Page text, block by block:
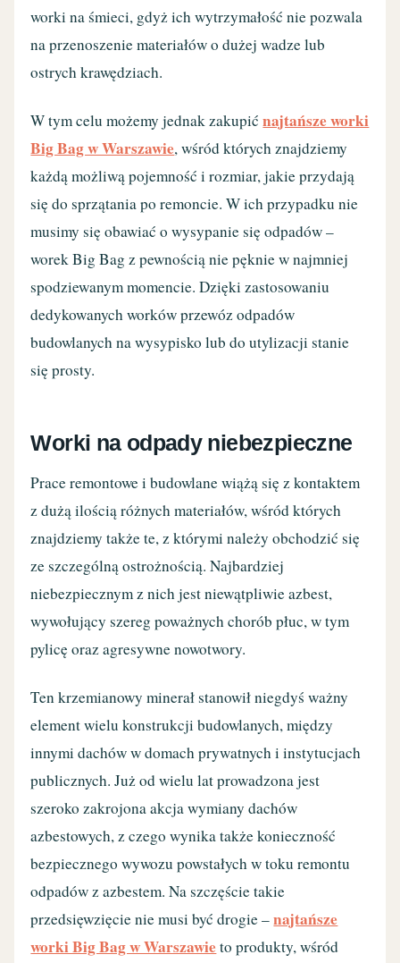
worki na śmieci, gdyż ich wytrzymałość nie pozwala
na przenoszenie materiałów o dużej wadze lub
ostrych krawędziach.
W tym celu możemy jednak zakupićnajtańsze worki
Big Bag w Warszawie, wśród których znajdziemy
każdą możliwą pojemność i rozmiar, jakie przydają
się do sprzątania po remoncie. W ich przypadku nie
musimy się obawiać o wysypanie się odpadów –
worek Big Bag z pewnością nie pęknie w najmniej
spodziewanym momencie. Dzięki zastosowaniu
dedykowanych worków przewóz odpadów
budowlanych na wysypisko lub do utylizacji stanie
się prosty.
Worki na odpady niebezpieczne
Prace remontowe i budowlane wiążą się z kontaktem
z dużą ilością różnych materiałów, wśród których
znajdziemy także te, z którymi należy obchodzić się
ze szczególną ostrożnością. Najbardziej
niebezpiecznym z nich jest niewątpliwie azbest,
wywołujący szereg poważnych chorób płuc, w tym
pylicę oraz agresywne nowotwory.
Ten krzemianowy minerał stanowił niegdyś ważny
element wielu konstrukcji budowlanych, między
innymi dachów w domach prywatnych i instytucjach
publicznych. Już od wielu lat prowadzona jest
szeroko zakrojona akcja wymiany dachów
azbestowych, z czego wynika także konieczność
bezpiecznego wywozu powstałych w toku remontu
odpadów z azbestem. Na szczęście takie
przedsięwzięcie nie musi być drogie –najtańsze
worki Big Bag w Warszawie to produkty, wśród